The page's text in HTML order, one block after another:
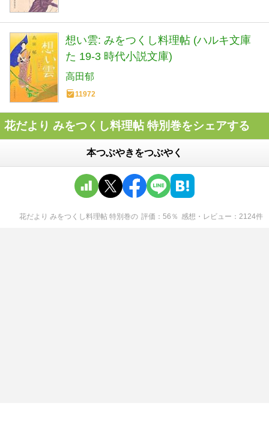
想い雲: みをつくし料理帖 (ハルキ文庫
た 19-3 時代小説文庫)
高田郁
11972
花だより みをつくし料理帖 特別巻をシェアする
本つぶやきをつぶやく
花だより みをつくし料理帖 特別巻の 評価 56 ％ 感想・レビュー 2124件